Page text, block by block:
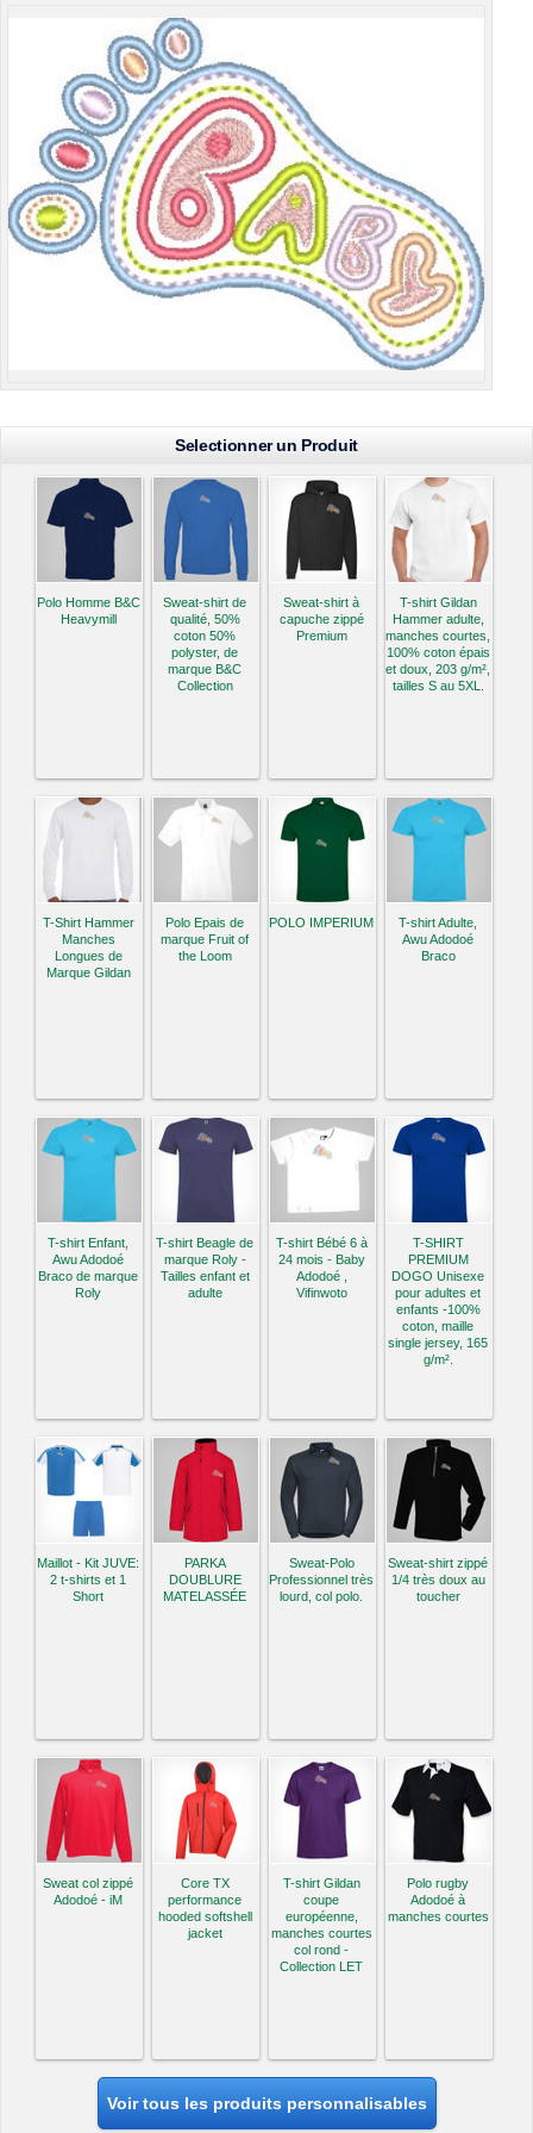
Selectionner un Produit
Polo Homme B&C
Heavymill
Sweat-shirt de
qualité, 50%
coton 50%
polyster, de
marque B&C
Collection
Sweat-shirt à
capuche zippé
Premium
T-shirt Gildan
Hammer adulte,
manches courtes,
100% coton épais
et doux, 203 g/m²,
tailles S au 5XL.
T-Shirt Hammer
Manches
Longues de
Marque Gildan
Polo Epais de
marque Fruit of
the Loom
POLO IMPERIUM
T-shirt Adulte,
Awu Adodoé
Braco
T-shirt Enfant,
Awu Adodoé
Braco de marque
Roly
T-shirt Beagle de
marque Roly -
Tailles enfant et
adulte
T-shirt Bébé 6 à
24 mois - Baby
Adodoé ,
Vifinwoto
T-SHIRT
PREMIUM
DOGO Unisexe
pour adultes et
enfants -100%
coton, maille
single jersey, 165
g/m².
Maillot - Kit JUVE:
2 t-shirts et 1
Short
PARKA
DOUBLURE
MATELASSÉE
Sweat-Polo
Professionnel très
lourd, col polo.
Sweat-shirt zippé
1/4 très doux au
toucher
Sweat col zippé
Adodoé - iM
Core TX
performance
hooded softshell
jacket
T-shirt Gildan
coupe
européenne,
manches courtes
col rond -
Collection LET
Polo rugby
Adodoé à
manches courtes
Voir tous les produits personnalisables